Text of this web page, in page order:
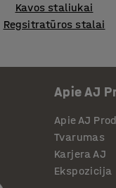
Kavos staliukai
Regsitratūros stalai
Apie AJ
Apie AJ
Tvarumas
Karjera AJ
Ekspozicija